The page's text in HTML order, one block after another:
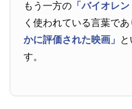
もう一方の 「バイオレン
く使われている言葉であ
かに評価された映画」
す。